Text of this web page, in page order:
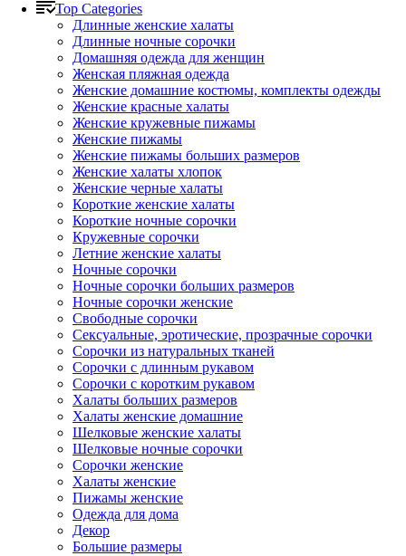
Top Categories
Длинные женские халаты
Длинные ночные сорочки
Домашняя одежда для женщин
Женская пляжная одежда
Женские домашние костюмы, комплекты одежды
Женские красные халаты
Женские кружевные пижамы
Женские пижамы
Женские пижамы больших размеров
Женские халаты хлопок
Женские черные халаты
Короткие женские халаты
Короткие ночные сорочки
Кружевные сорочки
Летние женские халаты
Ночные сорочки
Ночные сорочки больших размеров
Ночные сорочки женские
Свободные сорочки
Сексуальные, эротические, прозрачные сорочки
Сорочки из натуральных тканей
Сорочки с длинным рукавом
Сорочки с коротким рукавом
Халаты больших размеров
Халаты женские домашние
Шелковые женские халаты
Шелковые ночные сорочки
Сорочки женские
Халаты женские
Пижамы женские
Одежда для дома
Декор
Большие размеры